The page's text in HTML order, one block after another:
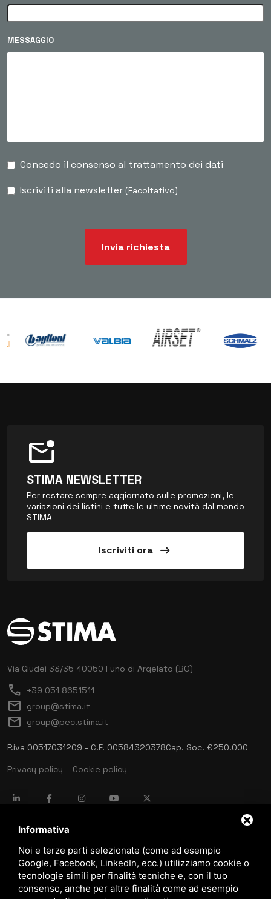
MESSAGGIO
Concedo il consenso al trattamento dei dati
Iscriviti alla newsletter (Facoltativo)
Invia richiesta
mark_email_unread
STIMA NEWSLETTER
Per restare sempre aggiornato sulle promozioni, le
variazioni dei listini e tutte le ultime novità dal mondo
STIMA
Iscriviti ora arrow_right_alt
Via Giudei 33/35 40050 Funo di Argelato (BO)
call +39 051 8651511
mail group@stima.it
mail group@pec.stima.it
P.iva 00517031209 - C.F. 00584320378Cap. Soc. €250.000
Privacy policy
Cookie policy
language ITALIANO
download Catalogo Stima
Informativa
Noi e terze parti selezionate (come ad esempio
Google, Facebook, LinkedIn, ecc.) utilizziamo cookie o
tecnologie simili per finalità tecniche e, con il tuo
consenso, anche per altre finalità come ad esempio